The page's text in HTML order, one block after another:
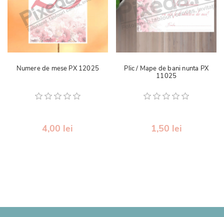
Numere de mese PX 12025
4,00 lei
Plic / Mape de bani nunta PX
11025
1,50 lei